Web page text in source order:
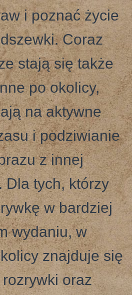
i poznać życie
Coraz
stają się także
po okolicy,
na aktywne
i podziwianie
z innej
Dla tych, którzy
w bardziej
wydaniu, w
znajduje się
oraz